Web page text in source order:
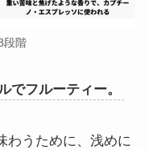
段階
でフルーティー。
わうために、浅めに